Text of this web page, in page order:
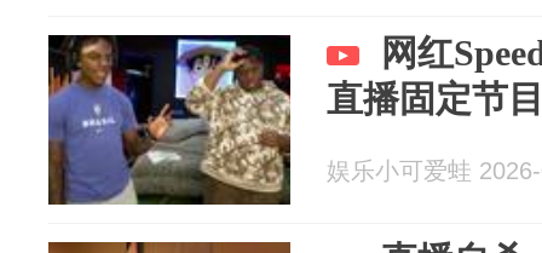
网红
直播固定节
娱乐小可爱蛙